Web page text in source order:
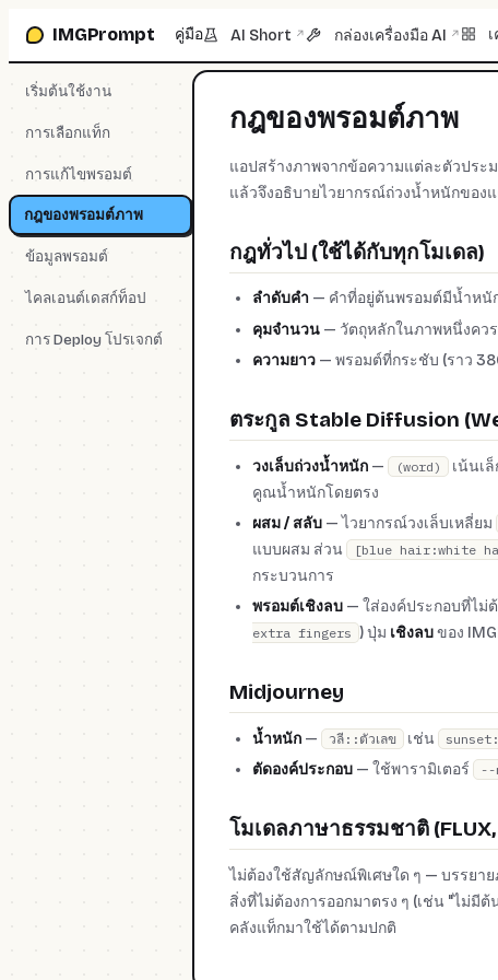
IMGPrompt คู่มือ AI Short ↗ กล่องเครื่องมือ AI ↗
เริ่มต้นใช้งาน
การเลือกแท็ก
การแก้ไขพรอมต์
กฎของพรอมต์ภาพ
ข้อมูลพรอมต์
ไคลเอนต์เดสก์ท็อป
การ Deploy โปรเจกต์
กฎของพรอมต์ภาพ
แอปสร้างภาพจากข้อความแต่ละตัวประ
แล้วจึงอธิบายไวยากรณ์ถ่วงน้ำหนักของ
กฎทั่วไป (ใช้ได้กับทุกโมเดล)
ลำดับคำ — คำที่อยู่ต้นพรอมต์มีน้ำหนั
คุมจำนวน — วัตถุหลักในภาพหนึ่งคว
ความยาว — พรอมต์ที่กระชับ (ราว
ตระกูล Stable Diffusion
วงเล็บถ่วงน้ำหนัก — (word) เน้นเ
คูณน้ำหนักโดยตรง
ผสม / สลับ — ไวยากรณ์วงเล็บเหลี่ยม
แบบผสม ส่วน
[blue hair:white
กระบวนการ
พรอมต์เชิงลบ — ใส่องค์ประกอบที่ไม่
extra fingers ) ปุ่ม เชิงลบของ
Midjourney
น้ำหนัก — วลี::ตัวเลข เช่น
ตัดองค์ประกอบ — ใช้พารามิเตอร์ --
โมเดลภาษาธรรมชาติ
ไม่ต้องใช้สัญลักษณ์พิเศษใด ๆ — บรรยา
สิ่งที่ไม่ต้องการออกมาตรง ๆ (เช่น "ไม่มี
คลังแท็กมาใช้ได้ตามปกติ